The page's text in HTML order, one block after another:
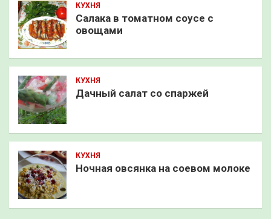
КУХНЯ
Салака в томатном соусе с
овощами
КУХНЯ
Дачный салат со спаржей
КУХНЯ
Ночная овсянка на соевом молоке